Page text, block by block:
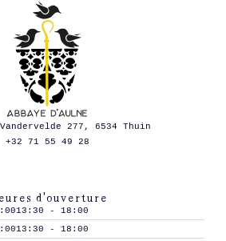
277, 6534 Thuin
+32 71 55 49 28
d'ouverture
13:30 - 18:00
13:30 - 18:00